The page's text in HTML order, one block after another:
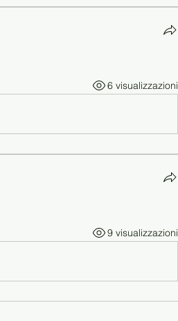
6 visualizzazioni
9 visualizzazioni